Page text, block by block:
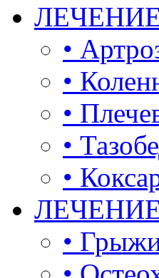
•
•
•
•
•
•